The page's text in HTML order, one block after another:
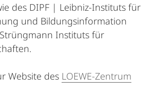
des DIPF | Leibniz-Instituts für
und Bildungsinformation
Instituts für
Website des LOEWE-Zentrum